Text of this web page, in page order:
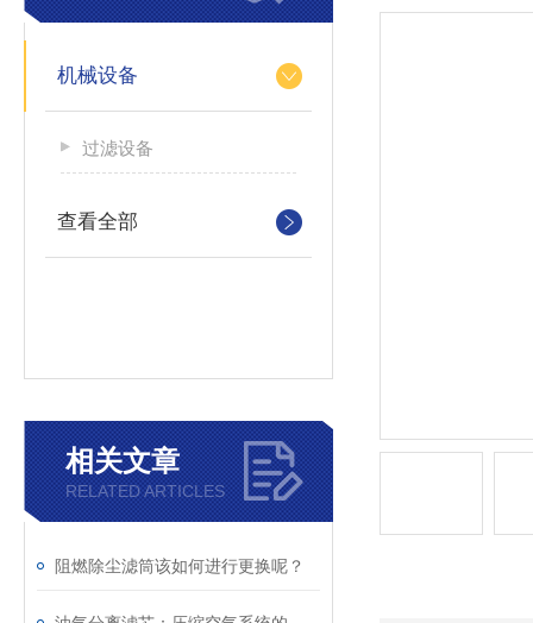
机械设备
过滤设备
查看全部
相关文章
RELATED ARTICLES
阻燃除尘滤筒该如何进行更换呢？